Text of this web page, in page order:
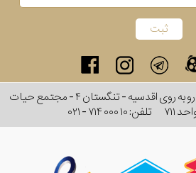
آدرس: تهران - خ پاسداران - رو به روی اقدسیه - تنگستان ۴ - مجتمع حیات
تلفن:۰۲۱ - ۷۱۴ ۰۰۰ ۱۰